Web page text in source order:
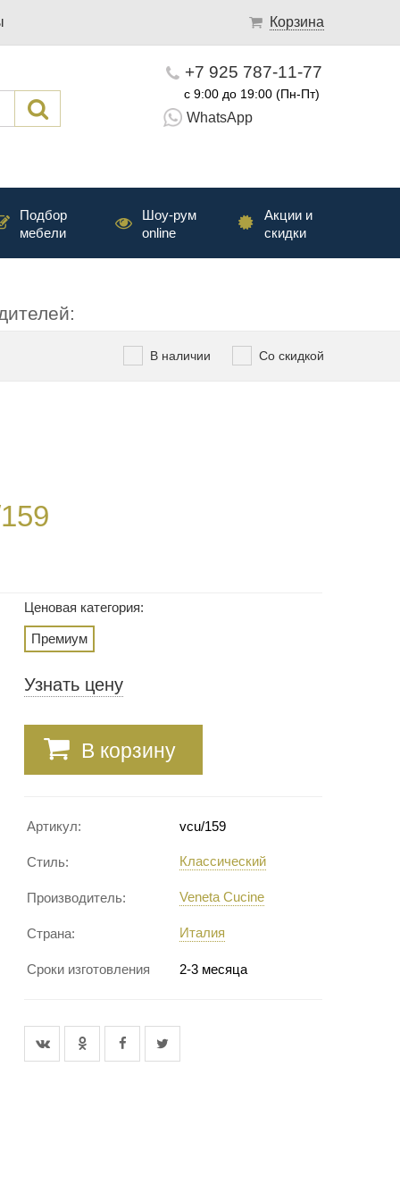
Корзина
+7 925 787-11-77
с 9:00 до 19:00 (Пн-Пт)
WhatsApp
Акции и
скидки
Шоу-рум
online
Подбор
мебели
Со скидкой
В наличии
Ценовая категория:
Премиум
Узнать цену
В корзину
Артикул: vcu/159
Стиль: Классический
Производитель: Veneta Cucine
Страна: Италия
Сроки изготовления 2-3 месяца